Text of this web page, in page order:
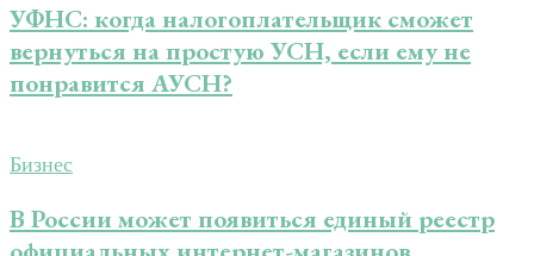
УФНС: когда налогоплательщик сможет
вернуться на простую УСН, если ему не
понравится АУСН?
Бизнес
В России может появиться единый реестр